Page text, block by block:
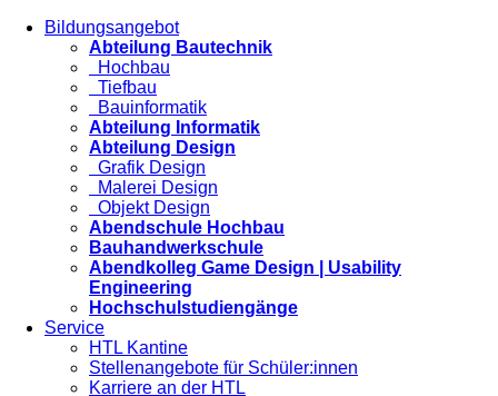
Bildungsangebot
Abteilung Bautechnik
Hochbau
Tiefbau
Bauinformatik
Abteilung Informatik
Abteilung Design
Grafik Design
Malerei Design
Objekt Design
Abendschule Hochbau
Bauhandwerkschule
Abendkolleg Game Design | Usability
Engineering
Hochschulstudiengänge
Service
HTL Kantine
Stellenangebote für Schüler:innen
Karriere an der HTL